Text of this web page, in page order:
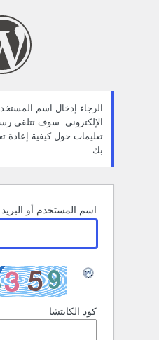
الرجاء إدخال اسم
الإلكتروني. سوف تتلقى
تعليمات حول كيفية إعادة
بك.
اسم المستخدم أو البريد
كود الكابتشا